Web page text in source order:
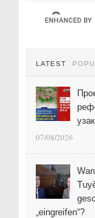
LATEST
07/08/2026
„eingreifen“?